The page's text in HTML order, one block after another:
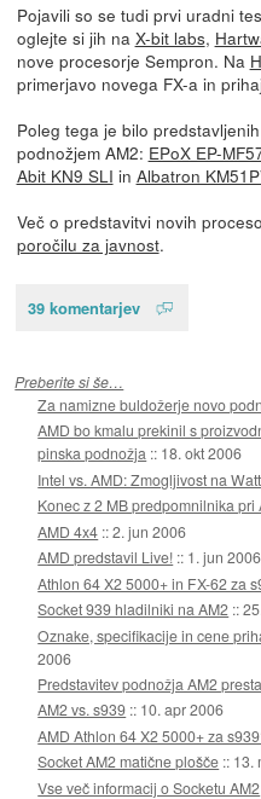
Pojavili so se tudi prvi uradni
oglejte si jih na X-bit labs,
nove procesorje Sempron. Na
primerjavo novega FX-a in
Poleg tega je bilo
podnožjem AM2: EPoX EP-
Abit KN9 SLI in Albatron
Več o predstavitvi novih
poročilu za javnost.
39 komentarjev
Preberite si še…
Za namizne buldožerje novo
AMD bo kmalu prekinil s
pinska podnožja :: 18. okt 2006
Intel vs. AMD: Zmogljivost na Watt
Konec z 2 MB predpomnilnika pri
AMD 4x4 ::2. jun 2006
AMD predstavil Live! :: 1. jun 2006
Athlon 64 X2 5000+ in FX-62 za
Socket 939 hladilniki na AM2 ::
Oznake, specifikacije in cene
2006
Predstavitev podnožja AM2
AM2 vs. s939 :: 10. apr 2006
AMD Athlon 64 X2 5000+ za
Socket AM2 matične plošče :: 13.
Vse več informacij o Socketu AM2